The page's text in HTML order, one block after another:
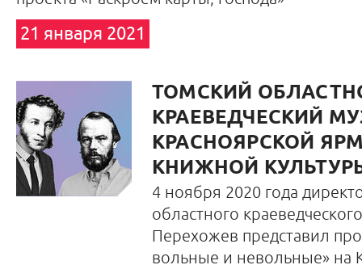
21 января 2021
ТОМСКИЙ
КРАЕВЕДЧЕСКИЙ
КРАСНОЯРСКОЙ
КНИЖНОЙ
4 ноября 2020 года
областного
Перехожев представил
вольные и невольные» на